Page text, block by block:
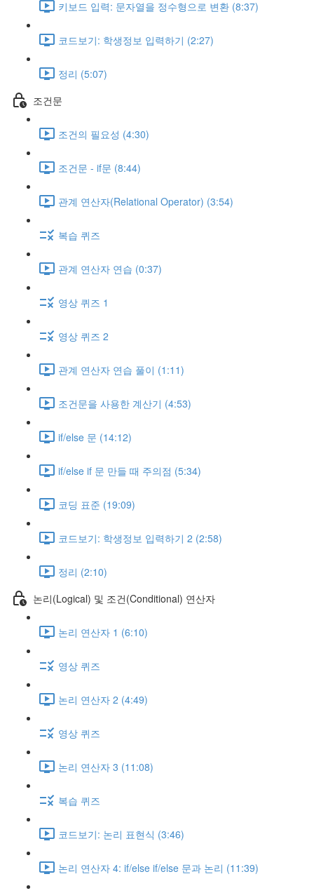
키보드 입력: 문자열을 정수형으로 변환 (8:37)
코드보기: 학생정보 입력하기 (2:27)
정리 (5:07)
조건문
조건의 필요성 (4:30)
조건문 - if문 (8:44)
관계 연산자(Relational Operator) (3:54)
복습 퀴즈
관계 연산자 연습 (0:37)
영상 퀴즈 1
영상 퀴즈 2
관계 연산자 연습 풀이 (1:11)
조건문을 사용한 계산기 (4:53)
if/else 문 (14:12)
if/else if 문 만들 때 주의점 (5:34)
코딩 표준 (19:09)
코드보기: 학생정보 입력하기 2 (2:58)
정리 (2:10)
논리(Logical) 및 조건(Conditional) 연산자
논리 연산자 1 (6:10)
영상 퀴즈
논리 연산자 2 (4:49)
영상 퀴즈
논리 연산자 3 (11:08)
복습 퀴즈
코드보기: 논리 표현식 (3:46)
논리 연산자 4: if/else if/else 문과 논리 (11:39)